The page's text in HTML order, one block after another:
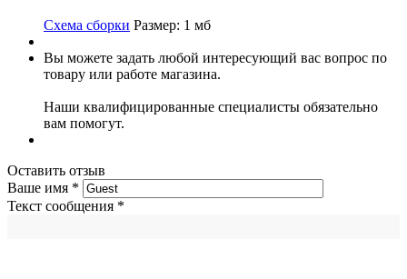
Схема сборки Размер: 1 мб
Вы можете задать любой интересующий вас вопрос по
товару или работе магазина.
Наши квалифицированные специалисты обязательно
вам помогут.
Оставить отзыв
Ваше имя *
Текст сообщения *